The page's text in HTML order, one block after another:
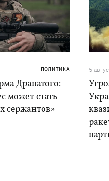
ПОЛИТИКА
Драпатого:
может стать
сержантов»
5